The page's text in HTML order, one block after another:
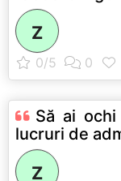
Z
Să ai
lucruri de
Z